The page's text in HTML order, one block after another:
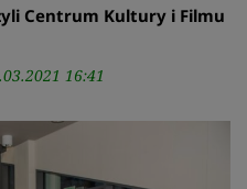
Centrum Kultury i Filmu
16:41